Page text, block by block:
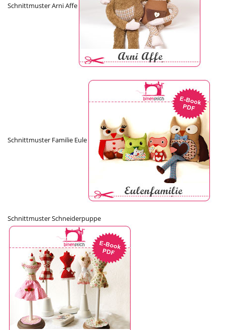
Schnittmuster Arni Affe
Schnittmuster Familie Eule
Schnittmuster Schneiderpuppe